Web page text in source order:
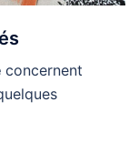
concernent